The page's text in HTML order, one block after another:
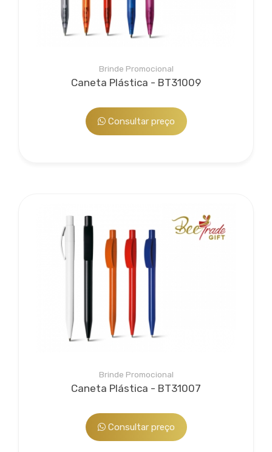
Brinde Promocional
Caneta Plástica - BT31009
Consultar preço
Brinde Promocional
Caneta Plástica - BT31007
Consultar preço